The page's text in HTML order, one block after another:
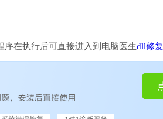
在执行后可直接进入到电脑医生dll修复